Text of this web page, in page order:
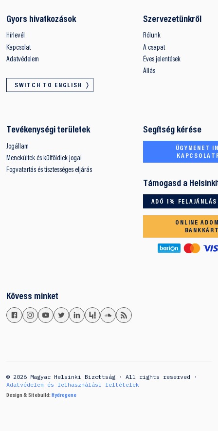
Gyors hivatkozások
Hírlevél
Kapcsolat
Adatvédelem
SWITCH TO ENGLISH
Szervezetünkről
Rólunk
A csapat
Éves jelentések
Állás
Tevékenységi területek
Jogállam
Menekültek és külföldiek jogai
Fogvatartás és tisztességes eljárás
Segítség kérése
ÜGYMENET
Támogasd a
ADÓ 1% FELAJÁNLÁS
ONLINE
Kövess minket
© 2026 Magyar Helsinki Bizottság · All rights reserved ·
Adatvédelem és felhasználási feltételek
Design & Sitebuild: Hydrogene